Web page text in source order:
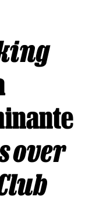
over